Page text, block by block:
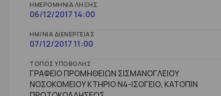
ΗΜΕΡΟΜΗΝΊΑ ΛΉΞΗΣ
06/12/2017 14:00
ΗΜ/ΝΊΑ ΔΙΕΝΈΡΓΕΙΑΣ
07/12/2017 11:00
ΤΌΠΟΣ ΥΠΟΒΟΛΉΣ
ΓΡΑΦΕΙΟ ΠΡΟΜΗΘΕΙΩΝ ΣΙΣΜΑΝΟΓΛΕΙΟΥ
ΝΟΣΟΚΟΜΕΙΟΥ ΚΤΗΡΙΟ Ν4-ΙΣΟΓΕΙΟ, ΚΑΤΟΠΙΝ